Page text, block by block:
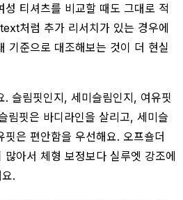
성 티셔츠를 비교할 때도 그대로 적
처럼 추가 리서치가 있는 경우에
기준으로 대조해보는 것이 더 현실
슬림핏인지, 세미슬림인지, 여유핏
림핏은 바디라인을 살리고, 세미슬
은 편안함을 우선해요. 오프숄더
아서 체형 보정보다 실루엣 강조에
.